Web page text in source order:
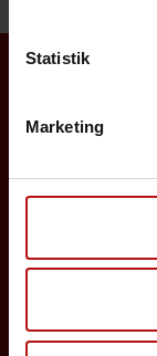
Statistik
Marketing
Job på SSI
Screening for